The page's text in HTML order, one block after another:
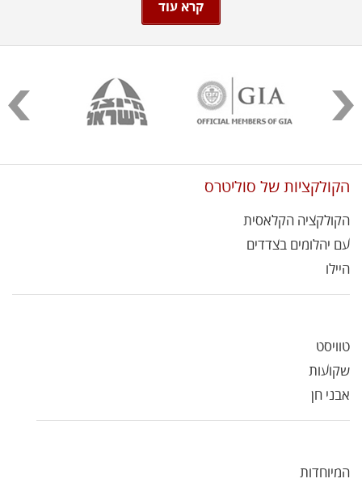
קרא עוד
הקולקציות של סוליטרס
הקולקציה הקלאסית
עם יהלומים בצדדים
היילו
טוויסט
שקועות
אבני חן
המיוחדות